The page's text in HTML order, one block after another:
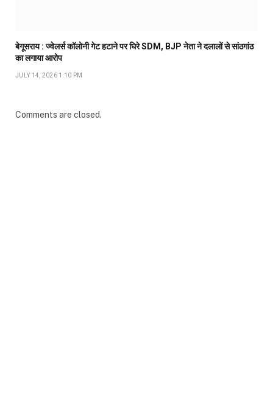
बेगूसराय : ज्वेलर्स कॉलोनी गेट हटाने पर घिरे SDM, BJP नेता ने दलालों से सांठगांठ
का लगाया आरोप
JULY 14, 2026 1:10 PM
Comments are closed.